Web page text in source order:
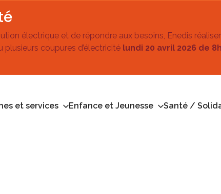
électrique et de répondre aux besoins, Enedis
coupures d’électricité lundi 20 avril 2026 de
et services Enfance et Jeunesse Santé /